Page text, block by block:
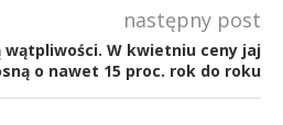
następny post
wątpliwości. W kwietniu ceny jaj
o nawet 15 proc. rok do roku